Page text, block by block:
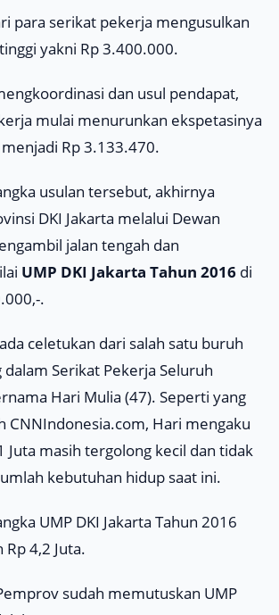
para serikat pekerja mengusulkan
yakni Rp 3.400.000.
dan usul pendapat,
mulai menurunkan ekspetasinya
menjadi Rp 3.133.470.
usulan tersebut, akhirnya
DKI Jakarta melalui Dewan
jalan tengah dan
UMP DKI Jakarta Tahun 2016 di
.
celetukan dari salah satu buruh
dalam Serikat Pekerja Seluruh
Hari Mulia (47). Seperti yang
CNNIndonesia.com, Hari mengaku
Juta masih tergolong kecil dan tidak
kebutuhan hidup saat ini.
UMP DKI Jakarta Tahun 2016
Rp 4,2 Juta.
sudah memutuskan UMP